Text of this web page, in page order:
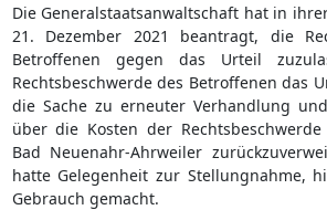
Die Generalstaatsanwaltschaft hat in
21. Dezember 2021 beantragt, die
Betroffenen gegen das Urteil
Rechtsbeschwerde des Betroffenen das
die Sache zu erneuter Verhandlung
über die Kosten der
Bad Neuenahr-Ahrweiler
hatte Gelegenheit zur Stellungnahme,
Gebrauch gemacht.